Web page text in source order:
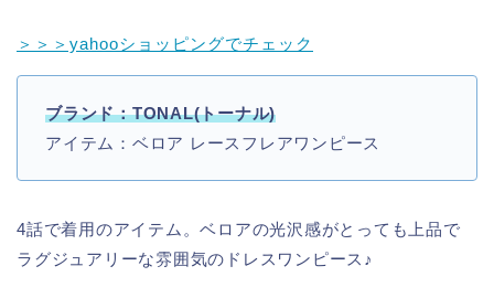
＞＞＞yahooショッピングでチェック
ブランド：TONAL(トーナル)
アイテム：ベロア レースフレアワンピース
4話で着用のアイテム。ベロアの光沢感がとっても上品で
ラグジュアリーな雰囲気のドレスワンピース♪